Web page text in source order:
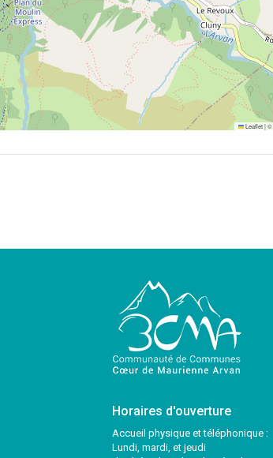
Leaflet|©
Horaires d'ouverture
Accueil physique et téléphonique :
Lundi, mardi, et jeudi